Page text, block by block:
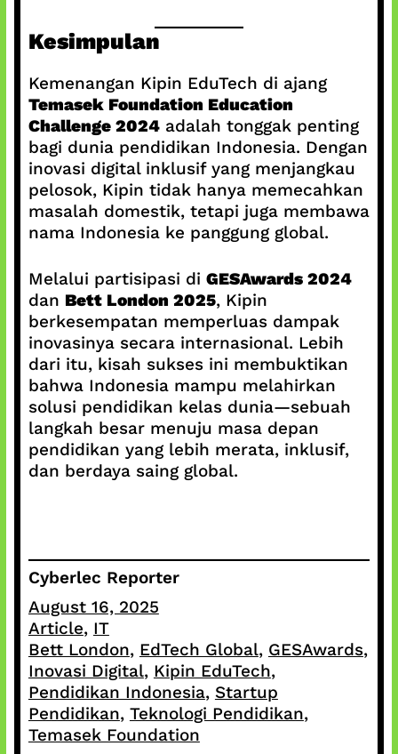
Kesimpulan
Kemenangan Kipin EduTech di ajang
Temasek Foundation Education
Challenge 2024adalah tonggak penting
bagi dunia pendidikan Indonesia. Dengan
inovasi digital inklusif yang menjangkau
pelosok, Kipin tidak hanya memecahkan
masalah domestik, tetapi juga membawa
nama Indonesia ke panggung global.
Melalui partisipasi di GESAwards 2024
dan Bett London 2025, Kipin
berkesempatan memperluas dampak
inovasinya secara internasional. Lebih
dari itu, kisah sukses ini membuktikan
bahwa Indonesia mampu melahirkan
solusi pendidikan kelas dunia—sebuah
langkah besar menuju masa depan
pendidikan yang lebih merata, inklusif,
dan berdaya saing global.
Cyberlec Reporter
August 16, 2025
Article, IT
Bett London, EdTech Global, GESAwards ,
Inovasi Digital, Kipin EduTech ,
Pendidikan Indonesia, Startup
Pendidikan, Teknologi Pendidikan ,
Temasek Foundation